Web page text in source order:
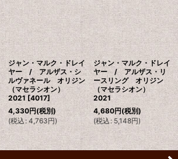
ジャン・マルク・ドレイ
ヤー / アルザス・シ
ルヴァネール オリジン
（マセラシオン）
2021 [4017]
4,330円(税別)
(税込 : 4,763円)
ジャン・マルク・ドレイ
ヤー / アルザス・リ
ースリング オリジン
（マセラシオン）
2021
4,680円(税別)
(税込 : 5,148円)